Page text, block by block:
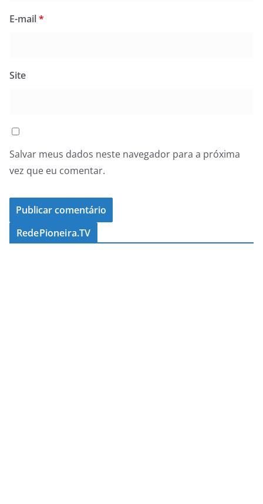
E-mail*
Site
Salvar meus dados neste navegador para a próxima
vez que eu comentar.
RedePioneira.TV